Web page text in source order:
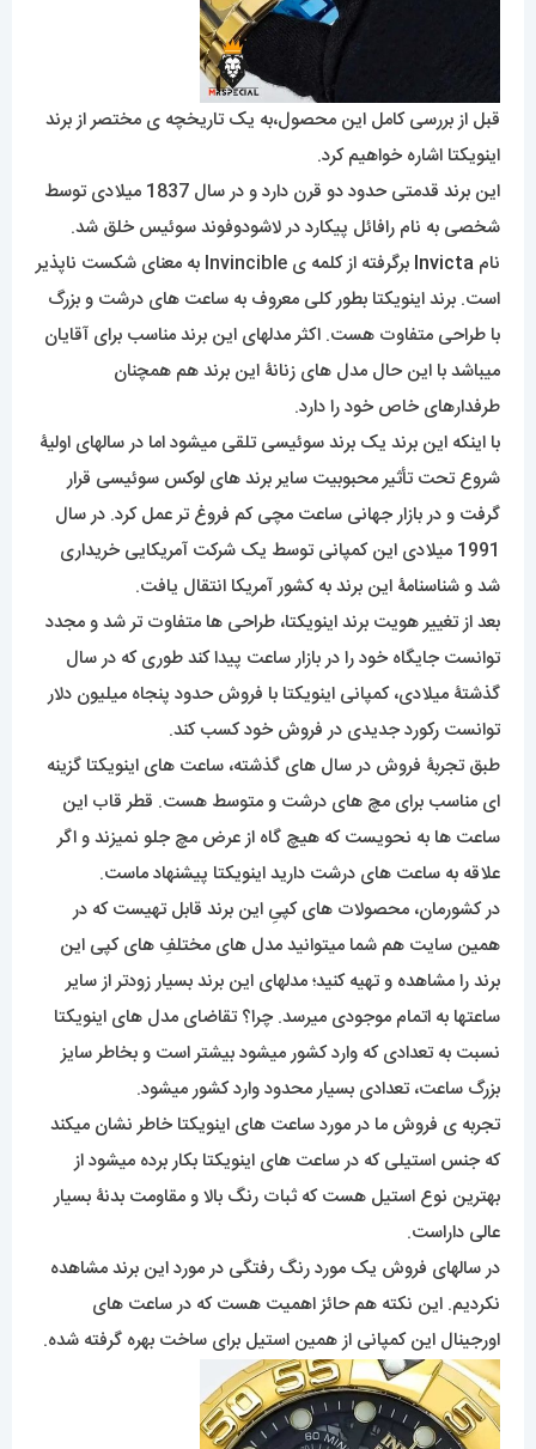
قبل از بررسی کامل این محصول،به یک تاریخچه ی مختصر از برند
اینویکتا اشاره خواهیم کرد.
این برند قدمتی حدود دو قرن دارد و در سال 1837 میلادی توسط
شخصی به نام رافائل پیکارد در لاشودوفوند سوئیس خلق شد.
نام Invicta
برگرفته از کلمه ی Invincible به معنای شکست ناپذیر
است. برند اینویکتا بطور کلی معروف به ساعت های درشت و بزرگ
با طراحی متفاوت هست. اکثر مدلهای این برند مناسب برای آقایان
میباشد با این حال مدل های زنانۀ این برند هم همچنان
طرفدارهای خاص خود را دارد.
با اینکه این برند یک برند سوئیسی تلقی میشود اما در سالهای اولیۀ
شروع تحت تأثیر محبوبیت سایر برند های لوکس سوئیسی قرار
گرفت و در بازار جهانی ساعت مچی کم فروغ تر عمل کرد. در سال
1991 میلادی این کمپانی توسط یک شرکت آمریکایی خریداری
شد و شناسنامۀ این برند به کشور آمریکا انتقال یافت.
بعد از تغییر هویت برند اینویکتا، طراحی ها متفاوت تر شد و مجدد
توانست جایگاه خود را در بازار ساعت پیدا کند طوری که در سال
گذشتۀ میلادی، کمپانی اینویکتا با فروش حدود پنجاه میلیون دلار
توانست رکورد جدیدی در فروش خود کسب کند.
طبق تجربۀ فروش در سال های گذشته، ساعت های اینویکتا گزینه
ای مناسب برای مچ های درشت و متوسط هست. قطر قاب این
ساعت ها به نحویست که هیچ گاه از عرض مچ جلو نمیزند و اگر
علاقه به ساعت های درشت دارید اینویکتا پیشنهاد ماست.
در کشورمان، محصولات های کپیِ این برند قابل تهیست که در
همین سایت هم شما میتوانید مدل های مختلفِ های کپی این
برند را مشاهده و تهیه کنید؛ مدلهای این برند بسیار زودتر از سایر
ساعتها به اتمام موجودی میرسد. چرا؟ تقاضای مدل های اینویکتا
نسبت به تعدادی که وارد کشور میشود بیشتر است و بخاطر سایز
بزرگ ساعت، تعدادی بسیار محدود وارد کشور میشود.
تجربه ی فروش ما در مورد ساعت های اینویکتا خاطر نشان میکند
که جنس استیلی که در ساعت های اینویکتا بکار برده میشود از
بهترین نوع استیل هست که ثبات رنگ بالا و مقاومت بدنۀ بسیار
عالی داراست.
در سالهای فروش یک مورد رنگ رفتگی در مورد این برند مشاهده
نکردیم. این نکته هم حائز اهمیت هست که در ساعت های
اورجینال این کمپانی از همین استیل برای ساخت بهره گرفته شده.